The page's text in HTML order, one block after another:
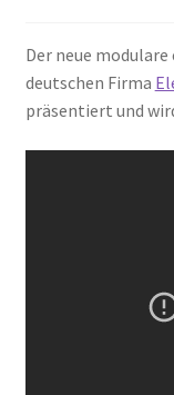
Der neue
deutschen Firma
präsentiert und